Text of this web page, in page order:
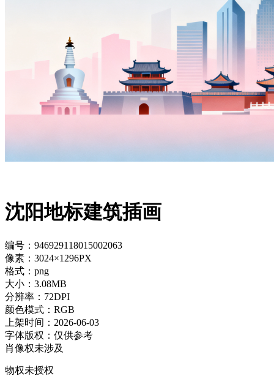
沈阳地标建筑插画
编号：946929118015002063
像素：3024×1296PX
格式：png
大小：3.08MB
分辨率：72DPI
颜色模式：RGB
上架时间：2026-06-03
字体版权：仅供参考
肖像权未涉及
物权未授权